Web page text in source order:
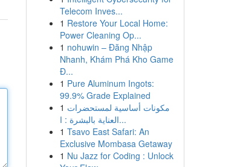
Telecom Inves...
1 Restore Your Local Home:
Power Cleaning Op...
1 nohuwin – Đăng Nhập
Nhanh, Khám Phá Kho Game
Đ...
1 Pure Aluminum Ingots:
99.9% Grade Explained
1 مكونات أساسية لمستحضرات
العناية بالبشرة : ا...
1 Tsavo East Safari: An
Exclusive Mombasa Getaway
1 Nu Jazz for Coding : Unlock